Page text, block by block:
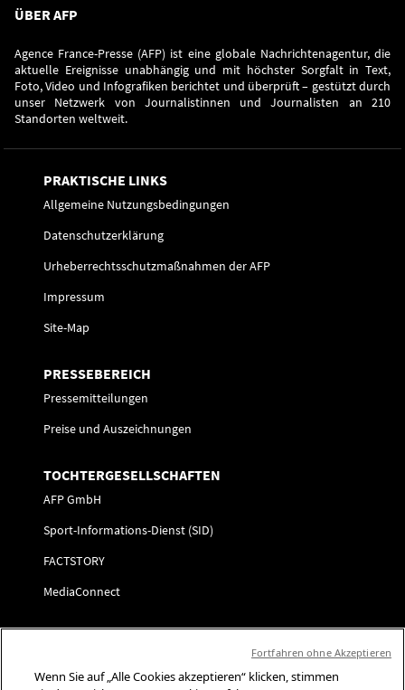
ÜBER AFP
Agence France-Presse (AFP) ist eine globale Nachrichtenagentur, die
aktuelle Ereignisse unabhängig und mit höchster Sorgfalt in Text,
Foto, Video und Infografiken berichtet und überprüft – gestützt durch
unser Netzwerk von Journalistinnen und Journalisten an 210
Standorten weltweit.
PRAKTISCHE LINKS
Allgemeine Nutzungsbedingungen
Datenschutzerklärung
Urheberrechtsschutzmaßnahmen der AFP
Impressum
Site-Map
PRESSEBEREICH
Pressemitteilungen
Preise und Auszeichnungen
TOCHTERGESELLSCHAFTEN
AFP GmbH
Sport-Informations-Dienst (SID)
FACTSTORY
MediaConnect
Wenn Sie auf „Alle Cookies akzeptieren“ klicken, stimmen
Fortfahren ohne Akzeptieren